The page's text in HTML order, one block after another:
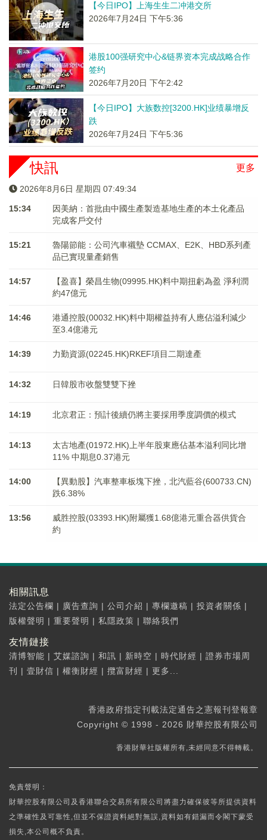
【今日IPO】上海生生二冲港交所
2026年7月24日 下午5:36
港股100强研究中心&链界资本完成战略合作
签约
2026年7月20日 下午2:42
【今日IPO】大族数控[3200.HK]业绩暴增反
跌
2026年7月24日 下午5:36
更多
快訊
2026年8月6日 星期四 07:49:34
15:34
因美納：首批由中國生產製造基地生產的本土化產品
完成客戶交付
15:21
魯陽節能：公司汽車襯墊 CCMAX、E2K、HBD系列產
品已實現量產銷售
14:57
【盈喜】榮昌生物(09995.HK)料中期扭虧為盈 淨利潤
約47億元
14:46
港通控股(00032.HK)料中期權益持有人應佔溢利減少
至3.4億港元
14:39 力勤資源(02245.HK)RKEF項目二期達產
14:32 日韓股市收盤雙雙下挫
14:19 北京君正：預計後續仍將主要採用季度調價的模式
14:13
太古地產(01972.HK)上半年股東應佔基本溢利同比增
11% 中期息0.37港元
14:00
【異動股】汽車整車板塊下挫，北汽藍谷(600733.CN)
跌6.38%
13:56
威胜控股(03393.HK)附屬獲1.68億港元重合器供貨合
約
相關訊息
法定公告欄 | 廣告查詢 | 公司介紹 | 專欄邀稿 | 投資者關係 |
版權聲明 | 重要聲明 | 私隱政策 | 聯絡我們
友情鏈接
清博智能 | 艾媒諮詢 | 和訊 | 新時空 | 時代財經 | 證券市場周
刊
| 壹財信 | 權衡財經 | 攬富財經 | 更多...
香港政府指定刊載法定通告之憲報刊登報章
Copyright © 1998 - 2026 財華控股有限公司
香港財華社版權所有,未經同意不得轉載。
免責聲明：
財華控股有限公司及香港聯合交易所有限公司將盡力確保彼等所提供資料
之準確性及可靠性,但並不保證資料絕對無誤,資料如有錯漏而令閣下蒙受
損失,本公司概不負責。